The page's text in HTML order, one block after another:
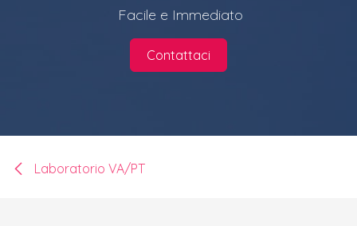
Facile e Immediato
Contattaci
Laboratorio VA/PT